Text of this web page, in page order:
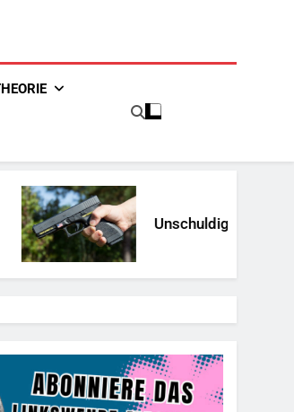
Unschuldiges Österreich